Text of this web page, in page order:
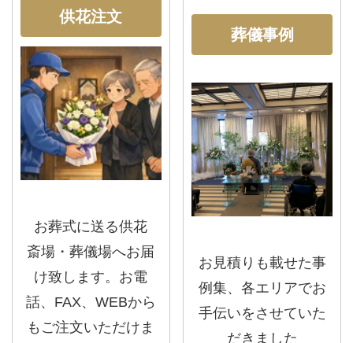
供花注文
お葬式に送る供花
斎場・葬儀場へお届
け致します。お電
話、FAX、WEBから
もご注文いただけま
葬儀事例
お見積りも載せた事
例集、各エリアでお
手伝いをさせていた
だきました